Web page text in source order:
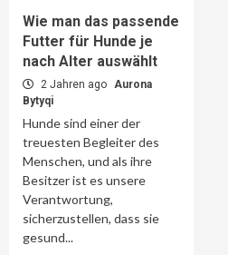
Wie man das passende
Futter für Hunde je
nach Alter auswählt
2 Jahren ago Aurona
Bytyqi
Hunde sind einer der
treuesten Begleiter des
Menschen, und als ihre
Besitzer ist es unsere
Verantwortung,
sicherzustellen, dass sie
gesund...